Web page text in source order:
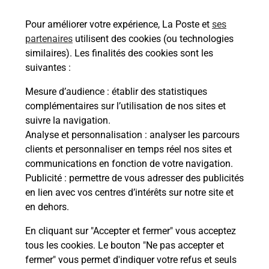
Pour améliorer votre expérience, La Poste et ses
partenaires utilisent des cookies (ou technologies
similaires). Les finalités des cookies sont les
suivantes :
Mesure d’audience : établir des statistiques
complémentaires sur l’utilisation de nos sites et
suivre la navigation.
Analyse et personnalisation : analyser les parcours
clients et personnaliser en temps réel nos sites et
communications en fonction de votre navigation.
Publicité : permettre de vous adresser des publicités
en lien avec vos centres d’intérêts sur notre site et
en dehors.
En cliquant sur "Accepter et fermer" vous acceptez
tous les cookies. Le bouton "Ne pas accepter et
fermer" vous permet d'indiquer votre refus et seuls
En savoir plus
En savoir plus
France Services
Vous souhaitez être accompagné dans vos
démarches administratives ? Rendez-vous dans
votre bureau de poste labellisé France services à
SAINTE SEVERE SUR INDRE (36160)
En savoir plus
STE SEVERE SUR INDRE